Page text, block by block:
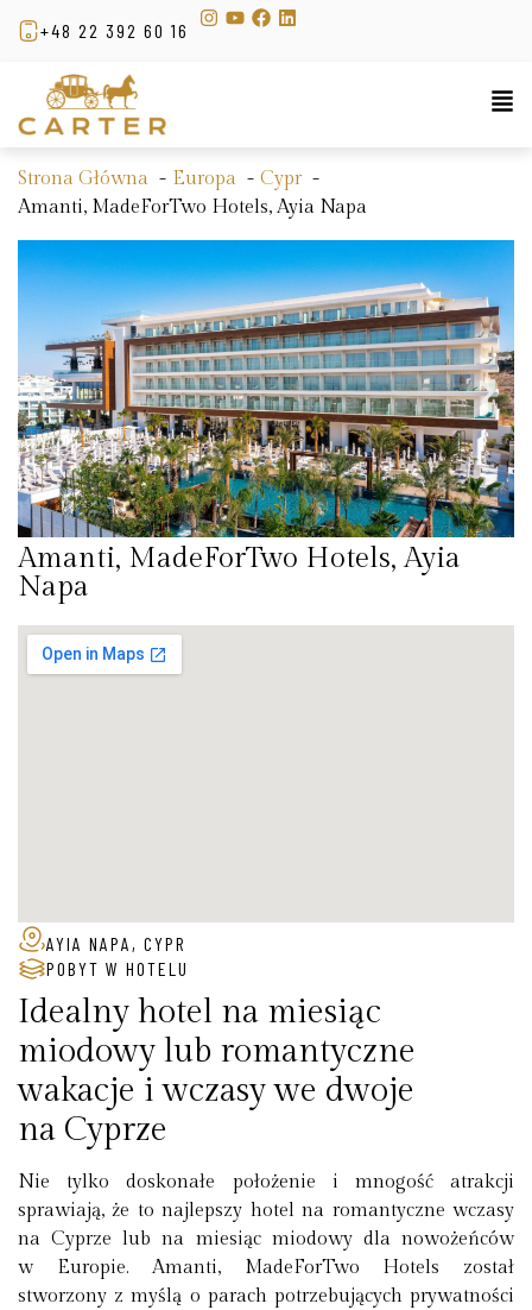
+48 22 392 60 16
Strona Główna Europa
Cypr
Amanti, MadeForTwo Hotels, Ayia Napa
Amanti, MadeForTwo Hotels, Ayia
Napa
AYIA NAPA, CYPR
POBYT W HOTELU
Idealny hotel na miesiąc
miodowy lub romantyczne
wakacje i wczasy we dwoje
na Cyprze
Nie tylko doskonałe położenie i mnogość atrakcji
sprawiają, że to najlepszy hotel na romantyczne wczasy
na Cyprze lub na miesiąc miodowy dla nowożeńców
w Europie. Amanti, MadeForTwo Hotels został
stworzony z myślą o parach potrzebujących prywatności